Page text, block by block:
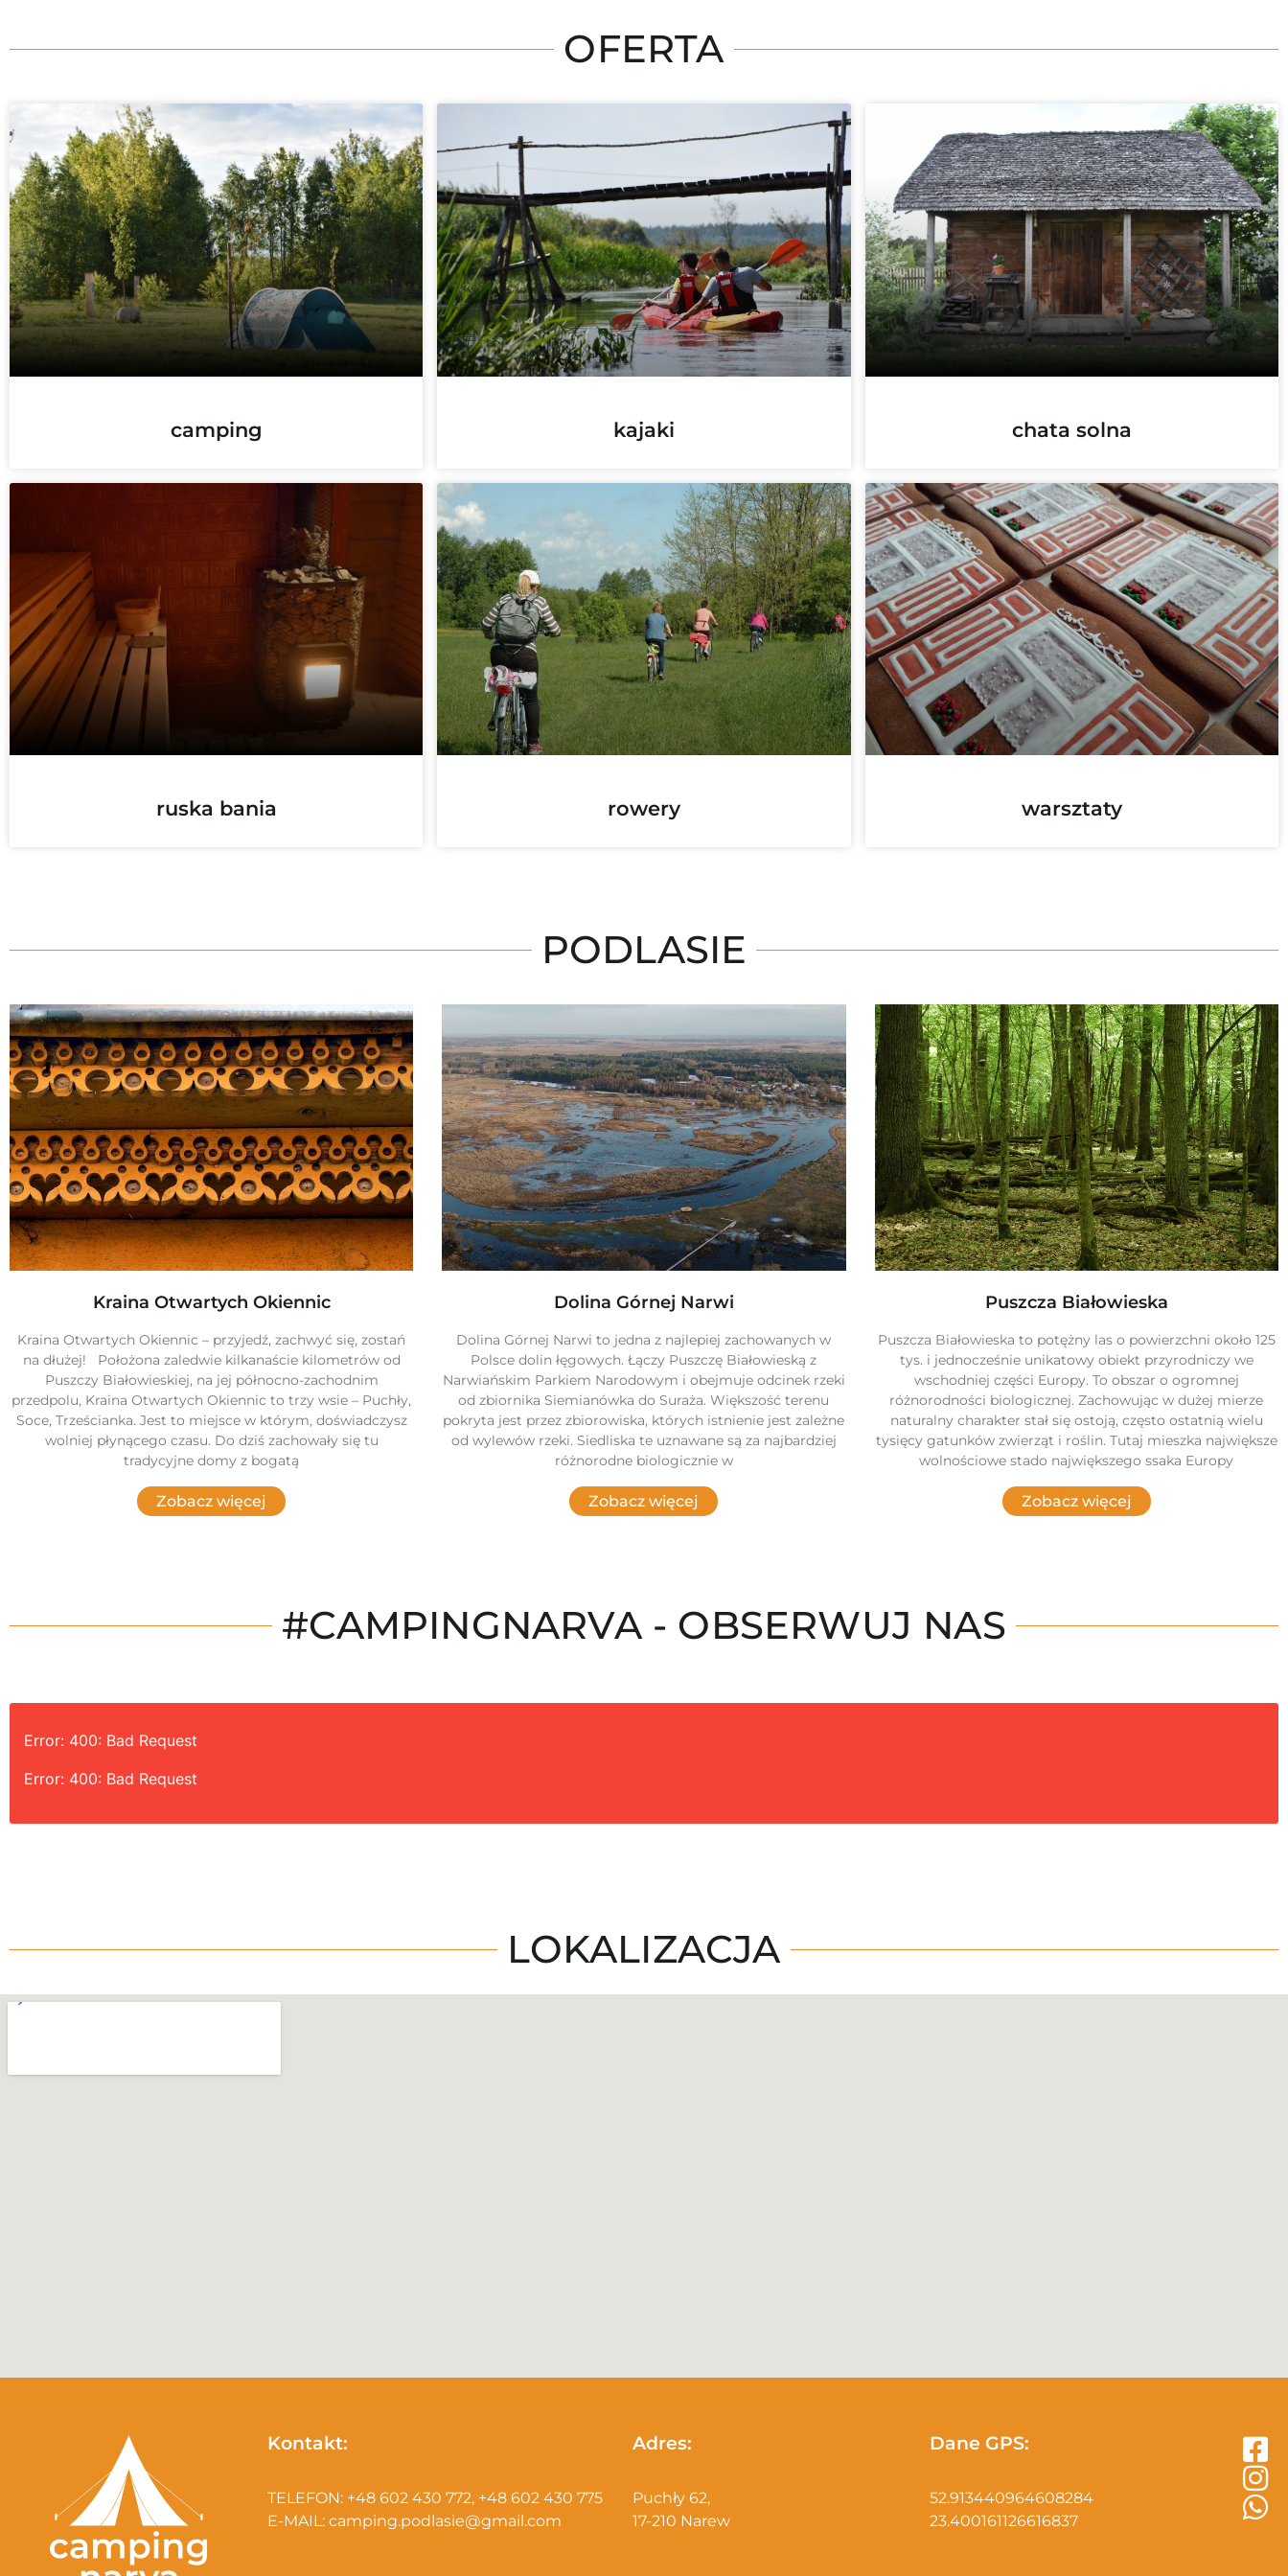
OFERTA
camping kajaki chata solna
ruska bania rowery warsztaty
PODLASIE
Kraina Otwartych Okiennic
Kraina Otwartych Okiennic – przyjedź, zachwyć się, zostań
na dłużej! Położona zaledwie kilkanaście kilometrów od
Puszczy Białowieskiej, na jej północno-zachodnim
przedpolu, Kraina Otwartych Okiennic to trzy wsie – Puchły,
Soce, Trześcianka. Jest to miejsce w którym, doświadczysz
wolniej płynącego czasu. Do dziś zachowały się tu
tradycyjne domy z bogatą
Zobacz więcej
Dolina Górnej Narwi
Dolina Górnej Narwi to jedna z najlepiej zachowanych w
Polsce dolin łęgowych. Łączy Puszczę Białowieską z
Narwiańskim Parkiem Narodowym i obejmuje odcinek rzeki
od zbiornika Siemianówka do Suraża. Większość terenu
pokryta jest przez zbiorowiska, których istnienie jest zależne
od wylewów rzeki. Siedliska te uznawane są za najbardziej
różnorodne biologicznie w
Zobacz więcej
Puszcza Białowieska
Puszcza Białowieska to potężny las o powierzchni około 125
tys. i jednocześnie unikatowy obiekt przyrodniczy we
wschodniej części Europy. To obszar o ogromnej
różnorodności biologicznej. Zachowując w dużej mierze
naturalny charakter stał się ostoją, często ostatnią wielu
tysięcy gatunków zwierząt i roślin. Tutaj mieszka największe
wolnościowe stado największego ssaka Europy
Zobacz więcej
#CAMPINGNARVA - OBSERWUJ NAS
Error: 400: Bad Request
Error: 400: Bad Request
LOKALIZACJA
Kontakt:
TELEFON: +48 602 430 772, +48 602 430 775
E-MAIL: camping.podlasie@gmail.com
Adres:
Puchły 62,
17-210 Narew
Dane GPS:
52.913440964608284
23.400161126616837